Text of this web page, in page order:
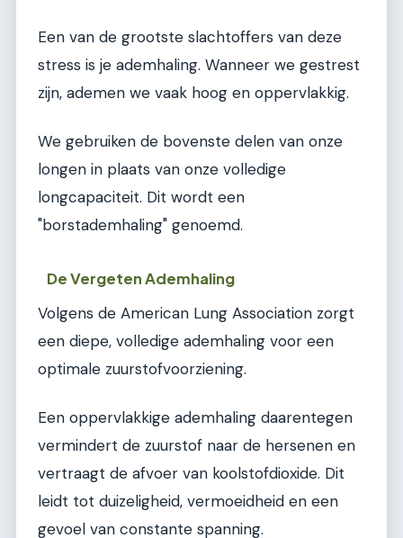
Een van de grootste slachtoffers van deze
stress is je ademhaling. Wanneer we gestrest
zijn, ademen we vaak hoog en oppervlakkig.
We gebruiken de bovenste delen van onze
longen in plaats van onze volledige
longcapaciteit. Dit wordt een
"borstademhaling" genoemd.
De Vergeten Ademhaling
Volgens de American Lung Association zorgt
een diepe, volledige ademhaling voor een
optimale zuurstofvoorziening.
Een oppervlakkige ademhaling daarentegen
vermindert de zuurstof naar de hersenen en
vertraagt de afvoer van koolstofdioxide. Dit
leidt tot duizeligheid, vermoeidheid en een
gevoel van constante spanning.